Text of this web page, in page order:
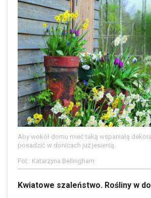
Aby wokół domu mieć taką wspaniałą
posadzić w donicach już jesienią.
Fot.: Katarzyna Bellingham
Kwiatowe szaleństwo. Rośliny w